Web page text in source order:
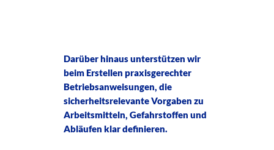
Darüber hinaus unterstützen wir
beim Erstellen praxisgerechter
Betriebsanweisungen, die
sicherheitsrelevante Vorgaben zu
Arbeitsmitteln, Gefahrstoffen und
Abläufen klar definieren.